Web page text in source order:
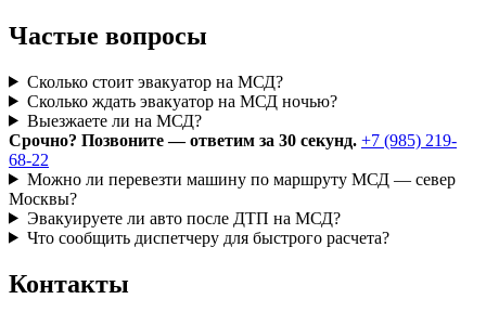
Частые вопросы
Сколько стоит эвакуатор на МСД?
Сколько ждать эвакуатор на МСД ночью?
Выезжаете ли на МСД?
Срочно? Позвоните — ответим за 30 секунд. +7 (985) 219-
68-22
Можно ли перевезти машину по маршруту МСД — север
Москвы?
Эвакуируете ли авто после ДТП на МСД?
Что сообщить диспетчеру для быстрого расчета?
Контакты